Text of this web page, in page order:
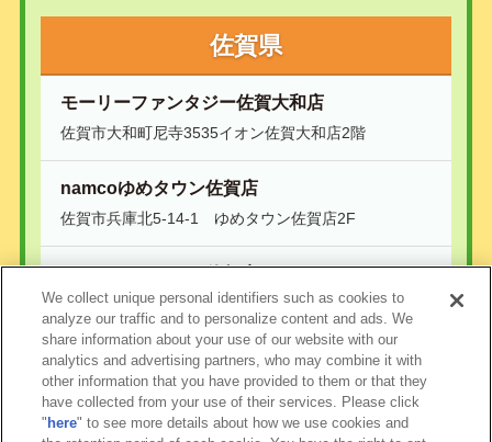
佐賀県
モーリーファンタジー佐賀大和店
佐賀市大和町尼寺3535イオン佐賀大和店2階
namcoゆめタウン佐賀店
佐賀市兵庫北5-14-1 ゆめタウン佐賀店2F
namcoモラージュ佐賀店
佐賀市巨勢町大字牛島730 モラージュ佐賀 南館1F
We collect unique personal identifiers such as cookies to
analyze our traffic and to personalize content and ads. We
share information about your use of our website with our
analytics and advertising partners, who may combine it with
other information that you have provided to them or that they
have collected from your use of their services. Please click
" here" to see more details about how we use cookies and